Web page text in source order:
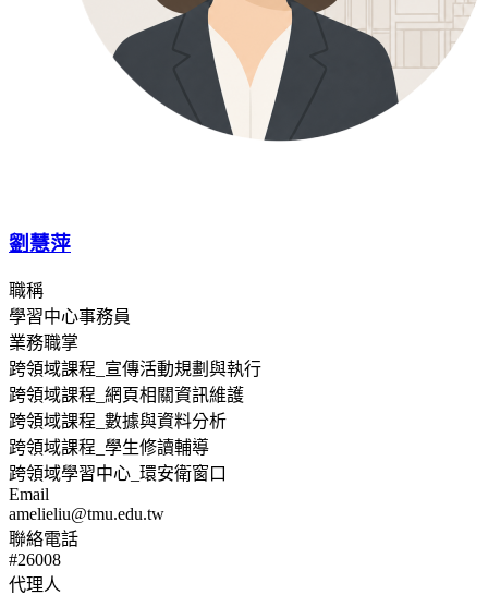
劉慧萍
職稱
學習中心事務員
業務職掌
跨領域課程_宣傳活動規劃與執行
跨領域課程_網頁相關資訊維護
跨領域課程_數據與資料分析
跨領域課程_學生修讀輔導
跨領域學習中心_環安衛窗口
Email
amelieliu@tmu.edu.tw
聯絡電話
#26008
代理人